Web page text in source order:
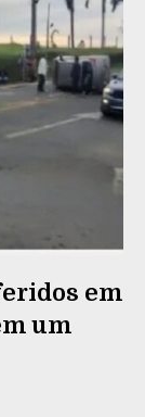
em
um